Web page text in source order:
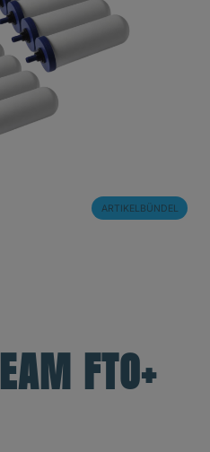
ARTIKELBÜNDEL
FTO+